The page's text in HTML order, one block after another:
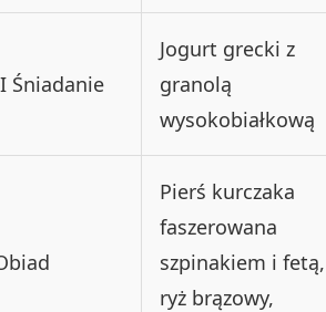
Śniadanie
Jogurt grecki z
granolą
wysokobiałkową
Pierś kurczaka
faszerowana
szpinakiem i fetą,
ryż brązowy,